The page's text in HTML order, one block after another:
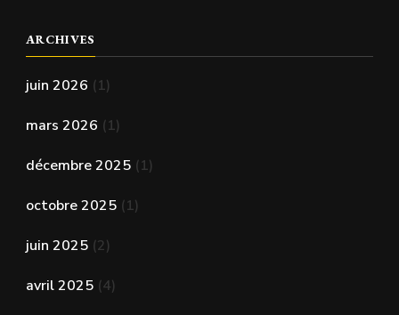
ARCHIVES
juin 2026 (1)
mars 2026 (1)
décembre 2025 (1)
octobre 2025 (1)
juin 2025 (2)
avril 2025 (4)